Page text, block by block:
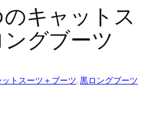
キャットス
グブーツ
トスーツ＋ブーツ, 黒ロングブーツ